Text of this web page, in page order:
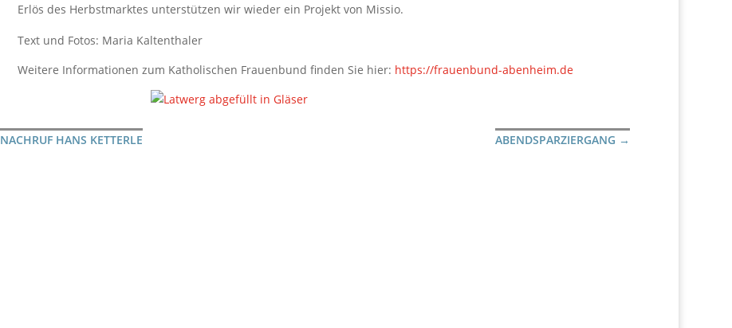
Erlös des Herbstmarktes unterstützen wir wieder ein Projekt von Missio.
Text und Fotos: Maria Kaltenthaler
Weitere Informationen zum Katholischen Frauenbund finden Sie hier: https://frauenbund-abenheim.de
NACHRUF HANS KETTERLE ABENDSPARZIERGANG →